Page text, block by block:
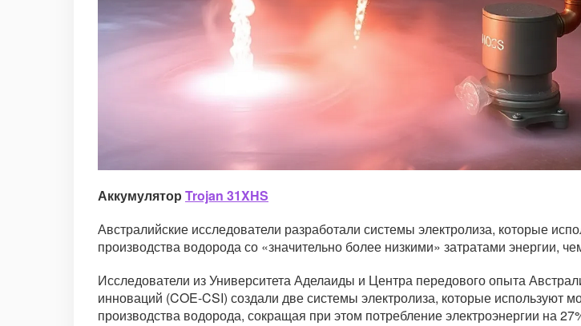
Аккумулятор Trojan 31XHS
Австралийские исследователи разработали системы электролиза, которые
производства водорода со «значительно более низкими» затратами энергии,
Исследователи из Университета Аделаиды и Центра передового опыта
инноваций (COE-CSI) создали две системы электролиза, которые используют
производства водорода, сокращая при этом потребление электроэнергии на